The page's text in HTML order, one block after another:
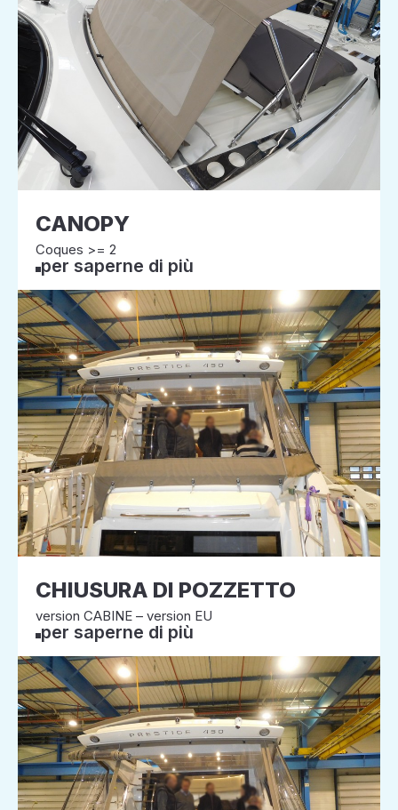
CANOPY
Coques >= 2
per saperne di più
CHIUSURA DI POZZETTO
version CABINE – version EU
per saperne di più